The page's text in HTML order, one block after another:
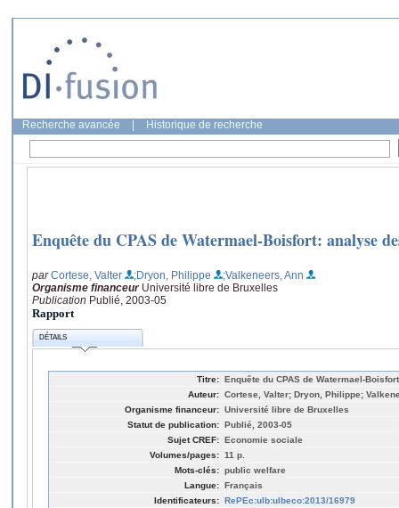
Recherche avancée Historique de recherche
Enquête du CPAS de Watermael-Boisfort: analyse
parCortese, Valter ;Dryon, Philippe
;Valkeneers, Ann
Organisme financeur Université libre de Bruxelles
Publication Publié, 2003-05
Rapport
DÉTAILS
Titre: Enquête du CPAS de Watermael-
Auteur: Cortese, Valter; Dryon, Philippe;
Organisme financeur: Université libre de Bruxelles
Statut de publication: Publié, 2003-05
Sujet CREF: Economie sociale
Volumes/pages: 11 p.
Mots-clés: public welfare
Langue: Français
Identificateurs: RePEc:ulb:ulbeco:2013/16979